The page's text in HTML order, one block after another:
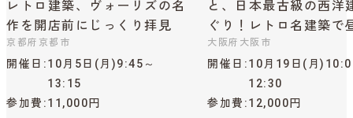
レトロ建築、ヴォーリズの名
作を開店前にじっくり拝見
京都府京都市
開催日
10月5日(月)9:45～
13:15
参加費 11,000円
と、日本最古級の西洋
ぐり！レトロ名建築で
大阪府大阪市
開催日
10月19日(月
12:30
参加費 12,000円